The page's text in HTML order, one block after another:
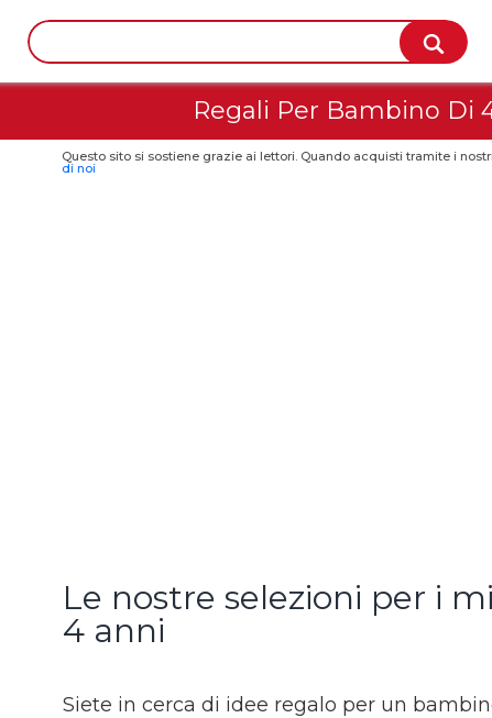
Regali Per Bambino Di
Questo sito si sostiene grazie ai lettori. Quando acquisti tramite i
di noi
Le nostre selezioni per i
4 anni
Siete in cerca di idee regalo per un